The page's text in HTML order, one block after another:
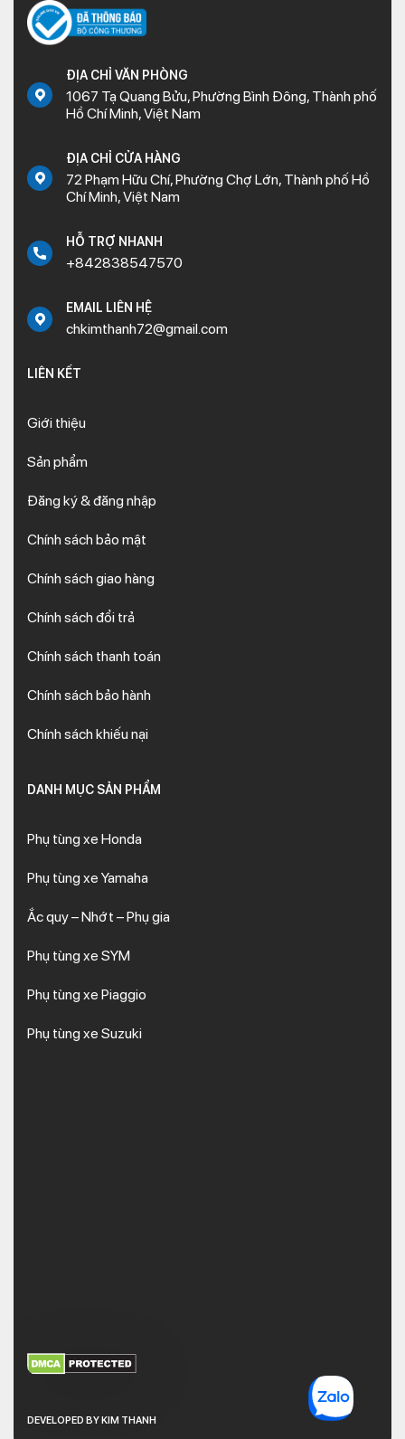
ĐỊA CHỈ VĂN PHÒNG
1067 Tạ Quang Bửu, Phường Bình Đông, Thành phố
Hồ Chí Minh, Việt Nam
ĐỊA CHỈ CỬA HÀNG
72 Phạm Hữu Chí, Phường Chợ Lớn, Thành phố Hồ
Chí Minh, Việt Nam
HỖ TRỢ NHANH
+842838547570
EMAIL LIÊN HỆ
chkimthanh72@gmail.com
LIÊN KẾT
Giới thiệu
Sản phẩm
Đăng ký & đăng nhập
Chính sách bảo mật
Chính sách giao hàng
Chính sách đổi trả
Chính sách thanh toán
Chính sách bảo hành
Chính sách khiếu nại
DANH MỤC SẢN PHẨM
Phụ tùng xe Honda
Phụ tùng xe Yamaha
Ắc quy – Nhớt – Phụ gia
Phụ tùng xe SYM
Phụ tùng xe Piaggio
Phụ tùng xe Suzuki
DEVELOPED BY KIM THANH
XEM THÊM